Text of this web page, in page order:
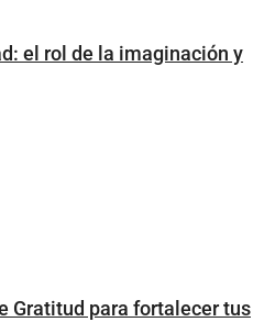
el rol de la imaginación y
Gratitud para fortalecer tus